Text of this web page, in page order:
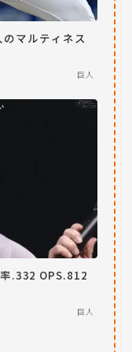
マルティネス
巨人
.332 OPS.812
巨人